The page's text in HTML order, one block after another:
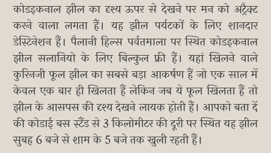
कोडइकनाल झील का दृश्य ऊपर से देखने पर मन को अट्रैक्ट
करने वाला लगता हैं। यह झील पर्यटकों के लिए शानदार
डेस्टिनेशन हैं। पैलानी हिल्स पर्वतमाला पर स्थित कोडइकनाल
झील सलानियो के लिए बिल्कुल फ्री हैं। यहां खिलने वाले
कुरिनजी फूल झील का सबसे बड़ा आकर्षण हैं जो एक साल में
केवल एक बार ही खिलता हैं लेकिन जब ये फूल खिलता हैं तो
झील के आसपस की दृश्य देखने लायक होती हैं। आपको बता दें
की कोडाई बस स्टैंड से 3 किलोमीटर की दूरी पर स्थित यह झील
सुबह 6 बजे से शाम के 5 बजे तक खुली रहती हैं।